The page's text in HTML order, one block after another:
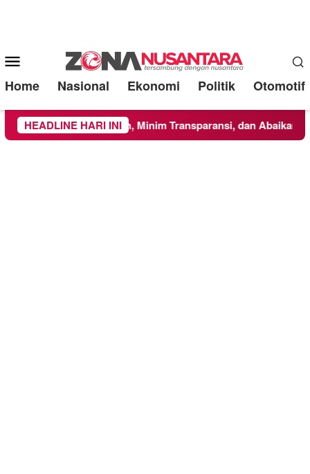
Mobile
Menu
Home Nasional Ekonomi Politik Otomotif
HEADLINE HARI INI
Asalan, Minim Transparansi, dan Abaikan K3